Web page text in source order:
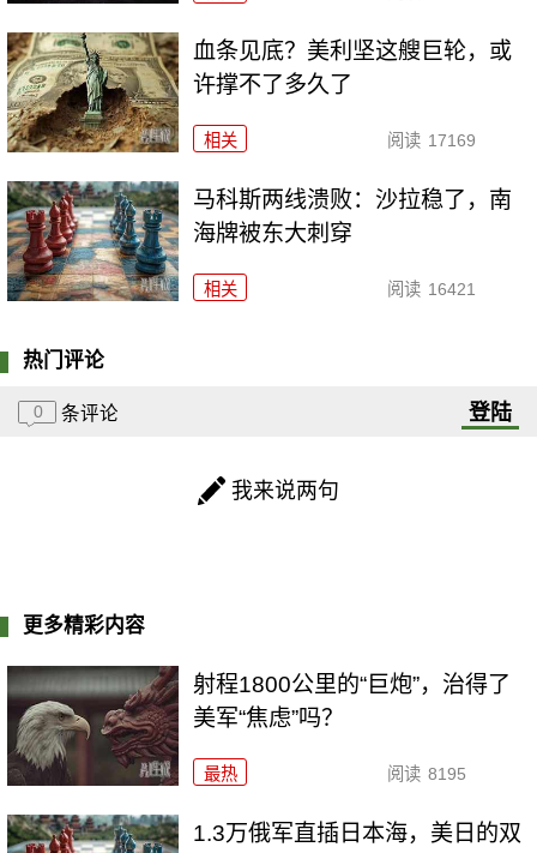
血条见底？美利坚这艘巨轮，或
许撑不了多久了
相关 阅读 17169
马科斯两线溃败：沙拉稳了，南
海牌被东大刺穿
相关 阅读 16421
热门评论
0 条评论 登陆
我来说两句
更多精彩内容
射程1800公里的“巨炮”，治得了
美军“焦虑”吗？
最热 阅读 8195
1.3万俄军直插日本海，美日的双